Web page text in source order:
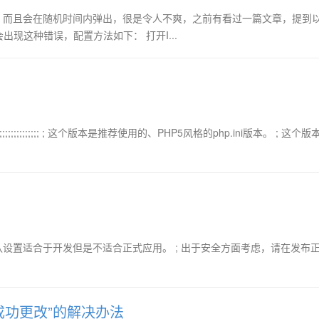
且会在随机时间内弹出，很是令人不爽，之前有看过一篇文章，提到
现这种错误，配置方法如下： 打开I...
; 这个版本是推荐使用的、PHP5风格的php.ini版本。 ; 这个版
置适合于开发但是不适合正式应用。 ; 出于安全方面考虑，请在发布
更改”的解决办法